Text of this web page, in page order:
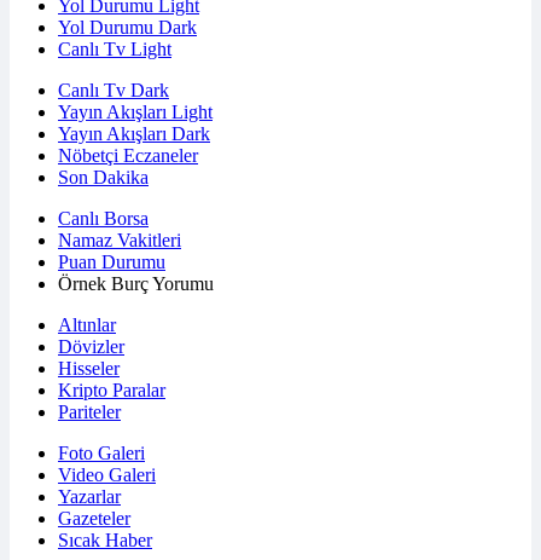
Yol Durumu Light
Yol Durumu Dark
Canlı Tv Light
Canlı Tv Dark
Yayın Akışları Light
Yayın Akışları Dark
Nöbetçi Eczaneler
Son Dakika
Canlı Borsa
Namaz Vakitleri
Puan Durumu
Örnek Burç Yorumu
Altınlar
Dövizler
Hisseler
Kripto Paralar
Pariteler
Foto Galeri
Video Galeri
Yazarlar
Gazeteler
Sıcak Haber